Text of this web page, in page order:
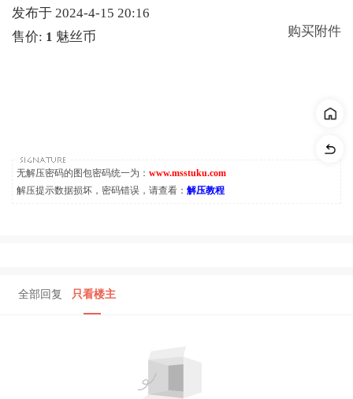
发布于 2024-4-15 20:16
售价: 1 魅丝币 购买附件
无解压密码的图包密码统一为： www.msstuku.com
解压提示数据损坏，密码错误，请查看： 解压教程
全部回复 只看楼主